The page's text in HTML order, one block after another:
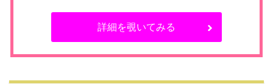
詳細を覗いてみる